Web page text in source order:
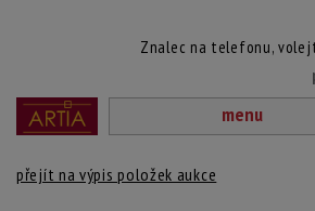
Znalec na telefonu,
menu
přejít na výpis položek aukce